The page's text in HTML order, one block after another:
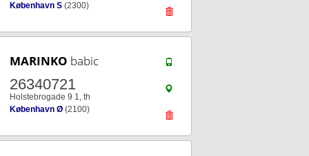
København S (2300)
MARINKO babic
26340721
Holstebrogade 9 1, th
København Ø (2100)